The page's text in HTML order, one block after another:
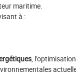
maritime.
à :
,